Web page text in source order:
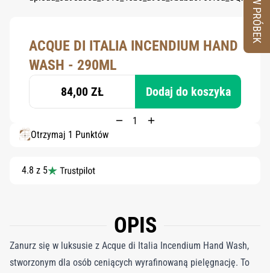
ACQUE DI ITALIA INCENDIUM HAND
WASH - 290ML
84,00 ZŁ Dodaj do koszyka
Otrzymaj 1 Punktów
4.8 z 5
OPIS
Zanurz się w luksusie z Acque di Italia Incendium Hand Wash,
stworzonym dla osób ceniących wyrafinowaną pielęgnację. To